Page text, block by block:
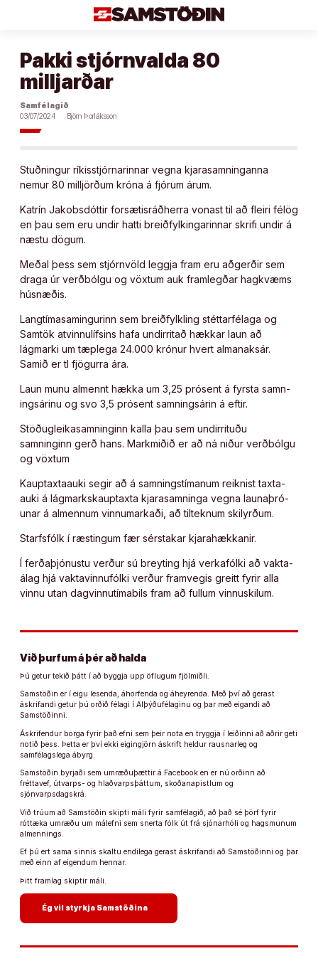
Pakki stjórnvalda 80
milljarðar
Samfélagið
03/07/2024
Björn Þorláksson
Stuðningur ríkisstjórnarinnar vegna kjarasamninganna
nemur 80 milljörðum króna á fjórum árum.
Katrín Jakobsdóttir forsætisráðherra vonast til að fleiri félög
en þau sem eru undir hatti breiðfylkingarinnar skrifi undir á
næstu dögum.
Meðal þess sem stjórnvöld leggja fram eru aðgerðir sem
draga úr verðbólgu og vöxtum auk framlegðar hagkvæms
húsnæðis.
Langtímasamingurinn sem breiðfylkling stéttarfélaga og
Sam­tök at­vinnu­lífs­ins hafa undirritað hækkar laun að
lágmarki um tæplega 24.000 krónur hvert almanaksár.
Samið er tl fjögurra ára.
Laun munu al­mennt hækka um 3,25 prósent á fyrsta samn­
ings­ár­inu og svo 3,5 prósent samn­ings­ár­in á eft­ir.
Stöðug­leika­samn­ing­inn kalla þau sem undirrituðu
samninginn gerð hans. Markmiðið er að ná niður verðbólgu
og vöxtum
Kauptaxta­auk­i segir að á samn­ings­tím­an­um reikn­ist taxta­
auki á lág­marks­kauptaxta kjara­samn­inga vegna launaþró­
un­ar á al­menn­um vinnu­markaði, að til­tekn­um skil­yrðum.
Starfsfólk í ræstingum fær sérstakar kjarahækkanir.
Í ferðaþjónustu verður sú breyting hjá verkafólki að vakta­
álag hjá vakta­vinnu­fólki verður framvegis greitt fyr­ir alla
vinnu utan dag­vinnu­tíma­bils fram að full­um vinnu­skil­um.
Við þurfum á þér að halda
Þú getur tekið þátt í að byggja upp öflugum fjölmiðli.
Samstöðin er í eigu lesenda, áhorfenda og áheyrenda. Með því að gerast
áskrifandi getur þú orðið félagi í Alþýðufélaginu og þar með eigandi að
Samstöðinni.
Áskrifendur borga fyrir það efni sem þeir nota en tryggja í leiðinni að aðrir geti
notið þess. Þetta er því ekki eigingjörn áskrift heldur rausnarleg og
samfélagslega ábyrg.
Samstöðin byrjaði sem umræðuþættir á Facebook en er nú orðinn að
fréttavef, útvarps- og hlaðvarpsþáttum, skoðanapistlum og
sjónvarpsdagskrá.
Við trúum að Samstöðin skipti máli fyrir samfélagið, að það sé þörf fyrir
róttæka umræðu um málefni sem snerta fólk út frá sjónarhóli og hagsmunum
almennings.
Ef þú ert sama sinnis skaltu endilega gerast áskrifandi að Samstöðinni og þar
með einn af eigendum hennar.
Þitt framlag skiptir máli.
Ég vil styrkja Samstöðina